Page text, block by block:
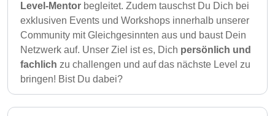
Level-Mentor begleitet. Zudem tauschst Du Dich bei
exklusiven Events und Workshops innerhalb unserer
Community mit Gleichgesinnten aus und baust Dein
Netzwerk auf. Unser Ziel ist es, Dich persönlich und
fachlich zu challengen und auf das nächste Level zu
bringen! Bist Du dabei?